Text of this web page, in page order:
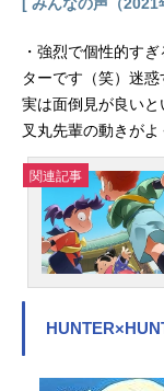
・強烈で個性的す
ターです（笑）迷
実は面倒見が良い
叉丸先輩の動きがよ
関連記事